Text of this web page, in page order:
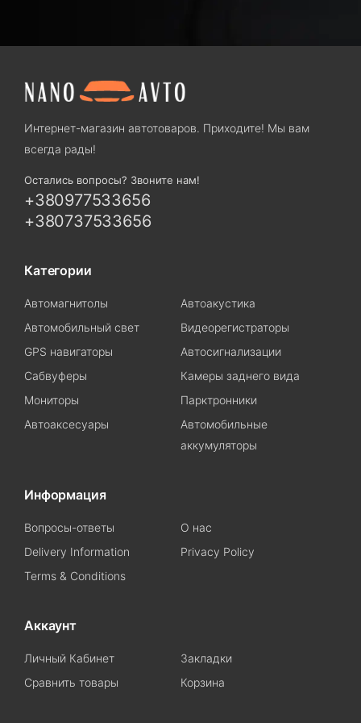
Интернет-магазин автотоваров. Приходите! Мы вам
всегда рады!
Остались вопросы? Звоните нам!
+380977533656
+380737533656
Категории
Автомагнитолы
Автоакустика
Автомобильный свет
Видеорегистраторы
GPS навигаторы
Автосигнализации
Сабвуферы
Камеры заднего вида
Мониторы
Парктронники
Автоаксесуары
Автомобильные
аккумуляторы
Информация
Вопросы-ответы
О нас
Delivery Information
Privacy Policy
Terms & Conditions
Аккаунт
Личный Кабинет
Закладки
Сравнить товары
Корзина